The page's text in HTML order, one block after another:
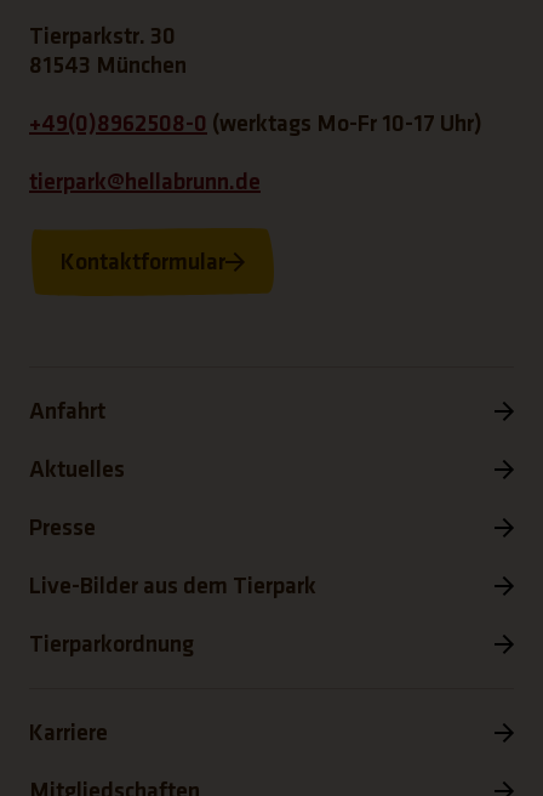
Tierparkstr. 30
81543 München
+49(0)8962508-0 (werktags Mo-Fr 10-17 Uhr)
tierpark@hellabrunn.de
Kontaktformular
Anfahrt
Aktuelles
Presse
Live-Bilder aus dem Tierpark
Tierparkordnung
Karriere
Mitgliedschaften